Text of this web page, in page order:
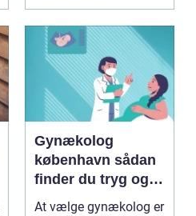
Gynækolog
københavn sådan
finder du tryg og
professionel hjælp
At vælge gynækolog er